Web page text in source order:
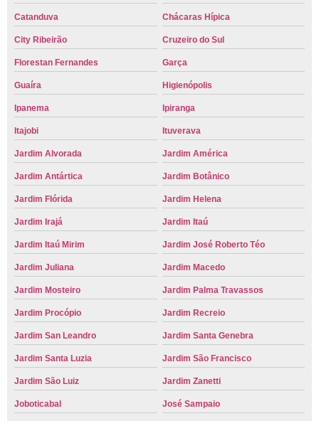
Catanduva Chácaras Hípica
City Ribeirão Cruzeiro do Sul
Florestan Fernandes Garça
Guaíra Higienópolis
Ipanema Ipiranga
Itajobi Ituverava
Jardim Alvorada Jardim América
Jardim Antártica Jardim Botânico
Jardim Flórida Jardim Helena
Jardim Irajá Jardim Itaú
Jardim Itaú Mirim Jardim José Roberto Téo
Jardim Juliana Jardim Macedo
Jardim Mosteiro Jardim Palma Travassos
Jardim Procópio Jardim Recreio
Jardim San Leandro Jardim Santa Genebra
Jardim Santa Luzia Jardim São Francisco
Jardim São Luiz Jardim Zanetti
Joboticabal José Sampaio